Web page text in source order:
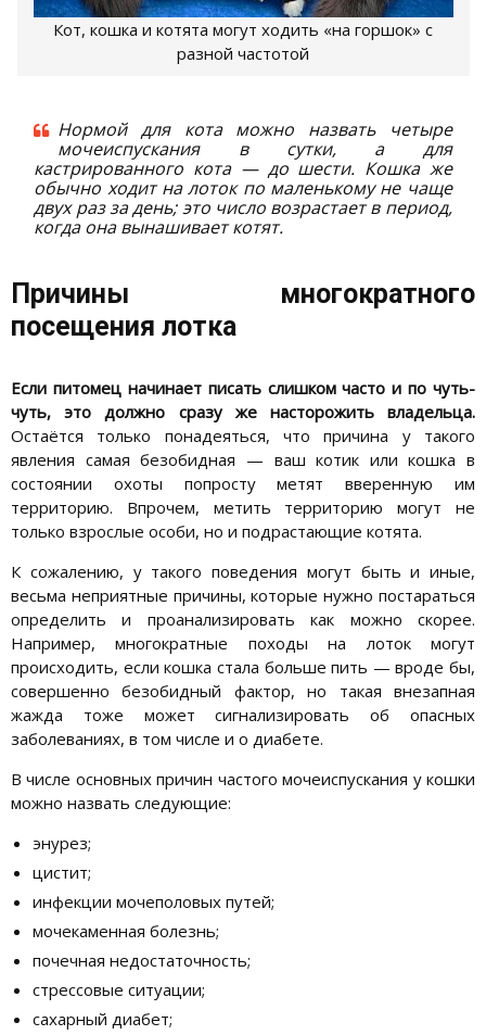
Кот, кошка и котята могут ходить «на горшок» с
разной частотой
Нормой для кота можно назвать четыре
мочеиспускания в сутки, а для
кастрированного кота — до шести. Кошка же
обычно ходит на лоток по маленькому не чаще
двух раз за день; это число возрастает в период,
когда она вынашивает котят.
Причины многократного
посещения лотка
Если питомец начинает писать слишком часто и по чуть-
чуть, это должно сразу же насторожить владельца.
Остаётся только понадеяться, что причина у такого
явления самая безобидная — ваш котик или кошка в
состоянии охоты попросту метят вверенную им
территорию. Впрочем, метить территорию могут не
только взрослые особи, но и подрастающие котята.
К сожалению, у такого поведения могут быть и иные,
весьма неприятные причины, которые нужно постараться
определить и проанализировать как можно скорее.
Например, многократные походы на лоток могут
происходить, если кошка стала больше пить — вроде бы,
совершенно безобидный фактор, но такая внезапная
жажда тоже может сигнализировать об опасных
заболеваниях, в том числе и о диабете.
В числе основных причин частого мочеиспускания у кошки
можно назвать следующие:
энурез;
цистит;
инфекции мочеполовых путей;
мочекаменная болезнь;
почечная недостаточность;
стрессовые ситуации;
сахарный диабет;